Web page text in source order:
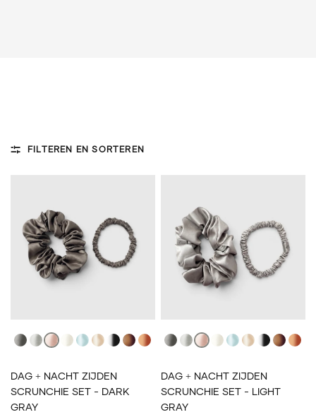
FILTEREN EN SORTEREN
DAG + NACHT ZIJDEN
SCRUNCHIE SET - DARK
GRAY
Dark GrayLight GrayLight PinkIvoryLight BlueBlonde
Black
BrownAuburn
DAG + NACHT ZIJDEN
SCRUNCHIE SET - LIGHT
GRAY
Dark GrayLight GrayLight PinkIvoryLight BlueBlonde
Black
Brown